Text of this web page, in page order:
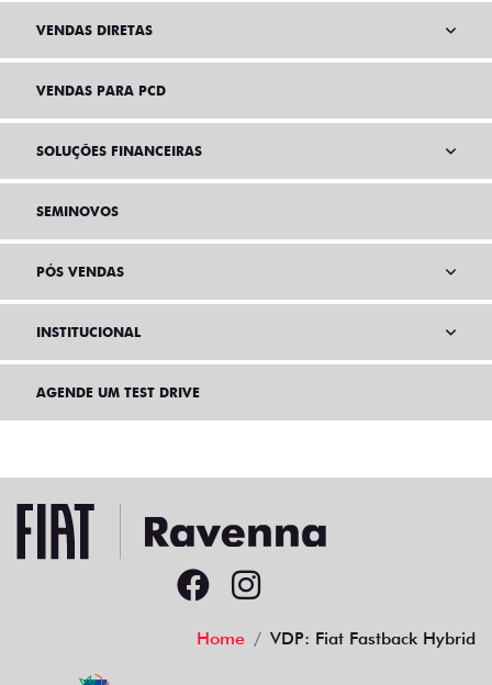
VENDAS DIRETAS
VENDAS PARA PCD
SOLUÇÕES FINANCEIRAS
SEMINOVOS
PÓS VENDAS
INSTITUCIONAL
AGENDE UM TEST DRIVE
Home VDP: Fiat Fastback Hybrid